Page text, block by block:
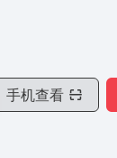
手机查看